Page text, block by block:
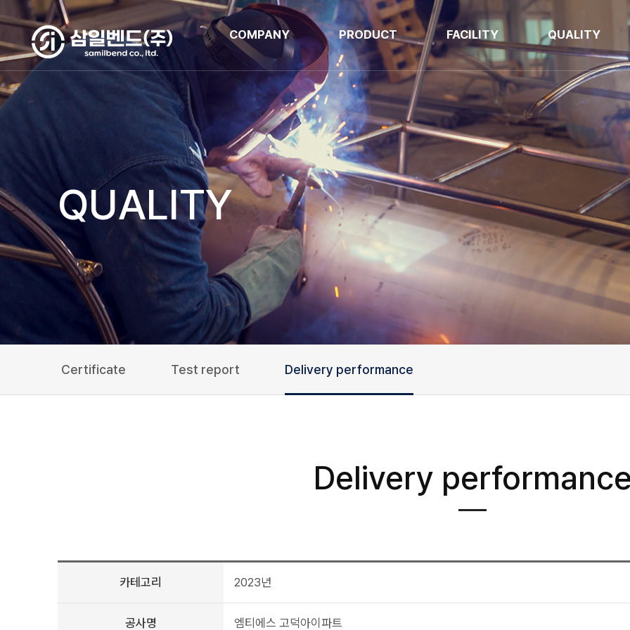
COMPANY PRODUCT FACILITY QUALITY
QUALITY
Certificate Test report Delivery performance
Delivery
카테고리 2023년
공사명 엠티에스 고덕아이파트